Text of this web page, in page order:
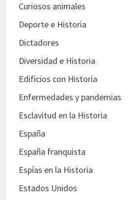
Curiosos animales
Deporte e Historia
Dictadores
Diversidad e Historia
Edificios con Historia
Enfermedades y pandemias
Esclavitud en la Historia
España
España franquista
Espías en la Historia
Estados Unidos